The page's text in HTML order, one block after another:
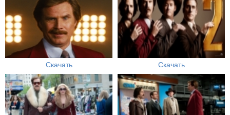
Скачать Скачать